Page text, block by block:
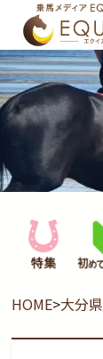
HOME>大分県